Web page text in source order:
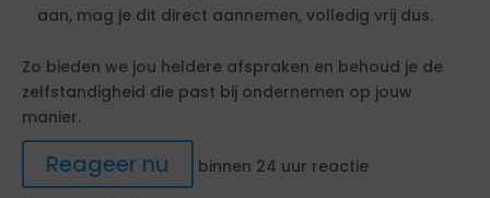
aan, mag je dit direct aannemen, volledig vrij dus.
Zo bieden we jou heldere afspraken en behoud je de
zelfstandigheid die past bij ondernemen op jouw
manier.
Reageer nu
binnen 24 uur reactie